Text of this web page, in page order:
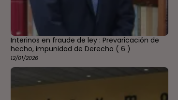
Interinos en fraude de ley : Prevaricación de
hecho, impunidad de Derecho ( 6 )
12/01/2026